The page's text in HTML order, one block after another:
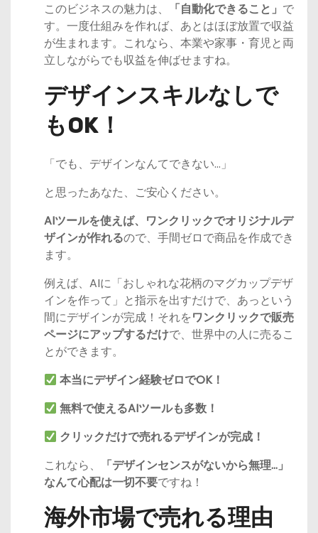
このビジネスの魅力は、
「自動化できること」 で
す。一度仕組みを作れば、あとはほぼ放置で収益
が生まれます。これなら、本業や家事・育児と両
立しながらでも収益を伸ばせますね。
デザインスキルなしで
もOK！
「でも、デザインなんてできない…」
と思ったあなた、ご安心ください。
AIツールを使えば、ワンクリックでオリジナルデ
ザインが作れるので、手間ゼロで商品を作成でき
ます。
例えば、AIに「おしゃれな花柄のマグカップデザ
インを作って」と指示を出すだけで、あっという
間にデザインが完成！それをワンクリックで販売
ページにアップするだけで、世界中の人に売るこ
とができます。
本当にデザイン経験ゼロでOK！
無料で使えるAIツールも多数！
クリックだけで売れるデザインが完成！
これなら、
「デザインセンスがないから無理…」
なんて心配は一切不要ですね！
海外市場で売れる理由